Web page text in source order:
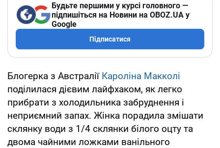
Будьте першими у курсі головного —
підпишіться на Новини на OBOZ.UA у
Google
Підписатися
Блогерка з Австралії Кароліна Макколі
поділилася дієвим лайфхаком, як легко
прибрати з холодильника забруднення і
неприємний запах. Жінка порадила змішати
склянку води з 1/4 склянки білого оцту та
двома чайними ложками ванільного